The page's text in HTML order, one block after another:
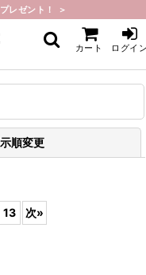
レゼント！ ＞
カート ログイ
順変更
13 次»